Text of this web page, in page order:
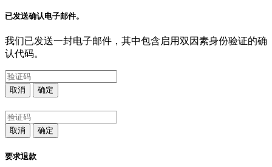
已发送确认电子邮件。
我们已发送一封电子邮件，其中包含启用双因素身份验证的确
认代码。
取消 确定
取消 确定
要求退款